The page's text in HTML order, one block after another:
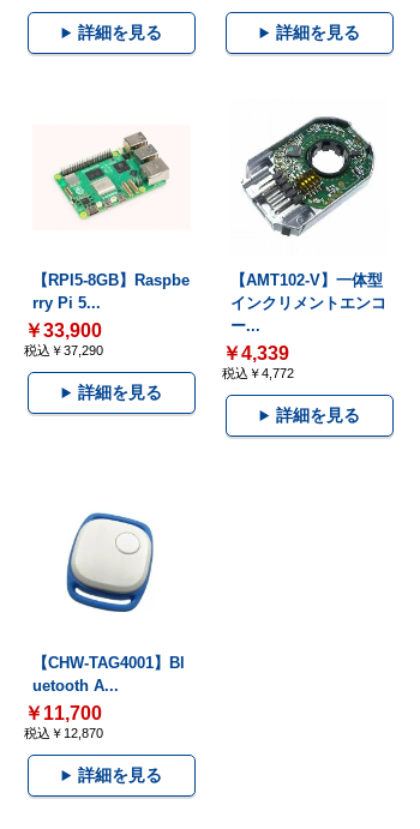
詳細を見る 詳細を見る
【RPI5-8GB】Raspbe
rry Pi 5...
￥33,900
税込￥37,290
詳細を見る
【AMT102-V】一体型
インクリメントエンコ
ー...
￥4,339
税込￥4,772
詳細を見る
【CHW-TAG4001】Bl
uetooth A...
￥11,700
税込￥12,870
詳細を見る